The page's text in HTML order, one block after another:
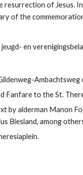
resurrection of
of the
en
Fanfare to the St.
by alderman Manon
Biesland, among